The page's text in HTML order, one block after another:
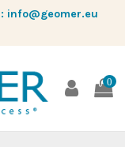
info@geomer.eu
0